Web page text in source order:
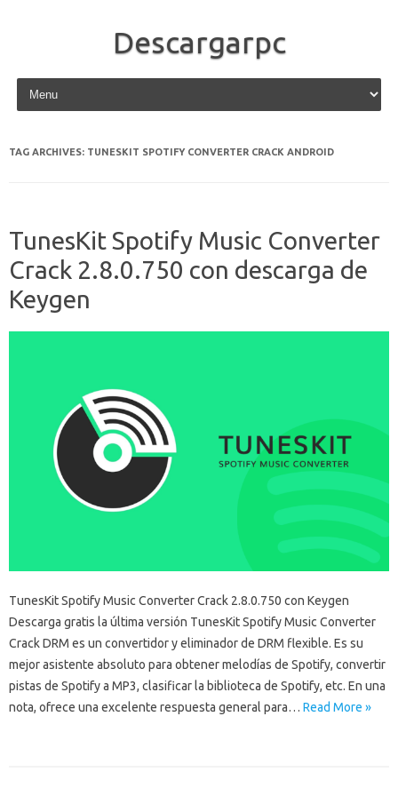
Descargarpc
Skip to content
TAG ARCHIVES: TUNESKIT SPOTIFY CONVERTER CRACK ANDROID
TunesKit Spotify Music Converter
Crack 2.8.0.750 con descarga de
Keygen
TunesKit Spotify Music Converter Crack 2.8.0.750 con Keygen
Descarga gratis la última versión TunesKit Spotify Music Converter
Crack DRM es un convertidor y eliminador de DRM flexible. Es su
mejor asistente absoluto para obtener melodías de Spotify, convertir
pistas de Spotify a MP3, clasificar la biblioteca de Spotify, etc. En una
nota, ofrece una excelente respuesta general para… Read More »